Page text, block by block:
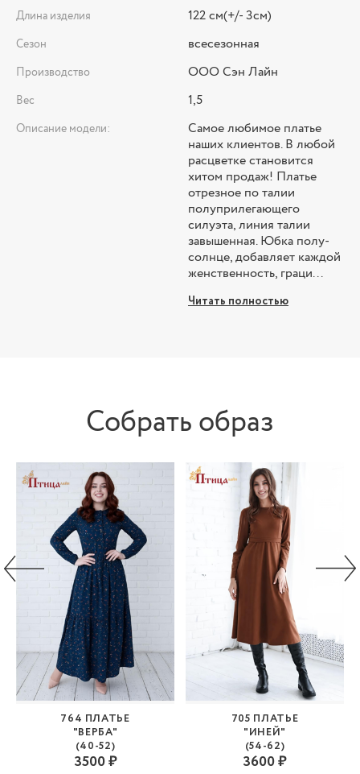
Длина изделия 122 см(+/- 3см)
Сезон всесезонная
Производство ООО Сэн Лайн
Вес 1,5
Описание модели:
Самое любимое платье
наших клиентов. В любой
расцветке становится
хитом продаж! Платье
отрезное по талии
полуприлегающего
силуэта, линия талии
завышенная. Юбка полу-
солнце, добавляет каждой
женственность, граци...
Читать полностью
Собрать образ
764 ПЛАТЬЕ
"ВЕРБА"
(40-52)
3500 ₽
705 ПЛАТЬЕ
"ИНЕЙ"
(54-62)
3600 ₽